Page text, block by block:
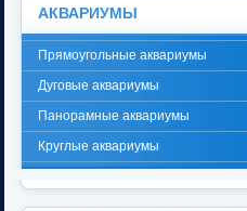
АКВАРИУМЫ
Прямоугольные аквариумы
Дуговые аквариумы
Панорамные аквариумы
Круглые аквариумы